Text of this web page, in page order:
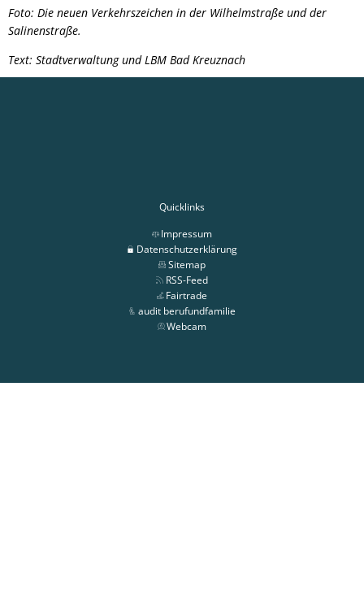
Foto: Die neuen Verkehrszeichen in der Wilhelmstraße und der
Salinenstraße.
Text: Stadtverwaltung und LBM Bad Kreuznach
Quicklinks
Impressum
Datenschutzerklärung
Sitemap
RSS-Feed
Fairtrade
audit berufundfamilie
Webcam